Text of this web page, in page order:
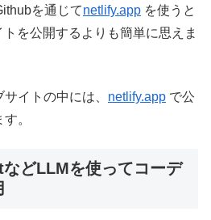
を通じてnetlify.app を使うと
を公開するよりも簡単に思えま
イトの中には、 netlify.app で公
。
どLLMを使ってコーデ